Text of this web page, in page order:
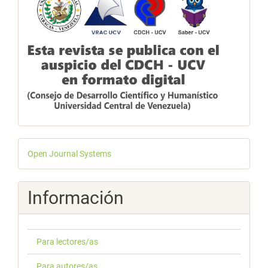
Desarrollado
por
Open Journal Systems
Información
Para lectores/as